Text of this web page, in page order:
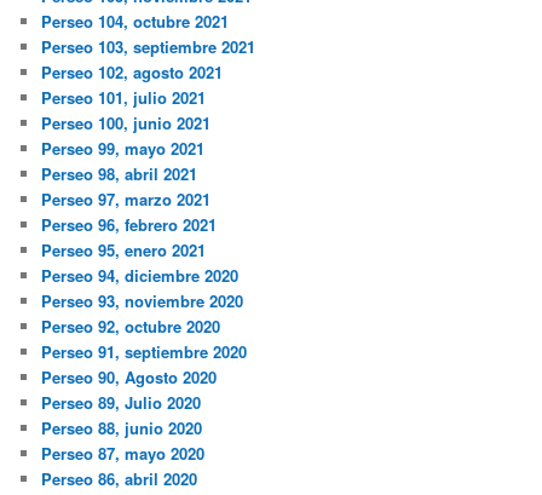
Perseo 104, octubre 2021
Perseo 103, septiembre 2021
Perseo 102, agosto 2021
Perseo 101, julio 2021
Perseo 100, junio 2021
Perseo 99, mayo 2021
Perseo 98, abril 2021
Perseo 97, marzo 2021
Perseo 96, febrero 2021
Perseo 95, enero 2021
Perseo 94, diciembre 2020
Perseo 93, noviembre 2020
Perseo 92, octubre 2020
Perseo 91, septiembre 2020
Perseo 90, Agosto 2020
Perseo 89, Julio 2020
Perseo 88, junio 2020
Perseo 87, mayo 2020
Perseo 86, abril 2020